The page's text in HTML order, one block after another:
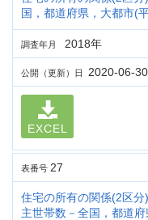
国，都道府県，大都市(
調査年月 2018年
公開（更新）日 2020-06-30
EXCEL
表番号 27
住宅の所有の関係(2区
主世帯数－全国，都道